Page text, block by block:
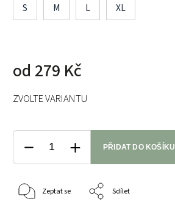
S
M L XL
od 279 Kč
ZVOLTE VARIANTU
PŘIDAT DO KOŠÍKU
Zeptat se Sdílet